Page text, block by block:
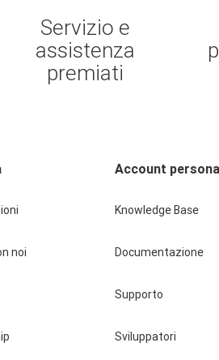
Servizio e
assistenza
premiati
noi
Account
Knowledge Base
Documentazione
Supporto
Sviluppatori